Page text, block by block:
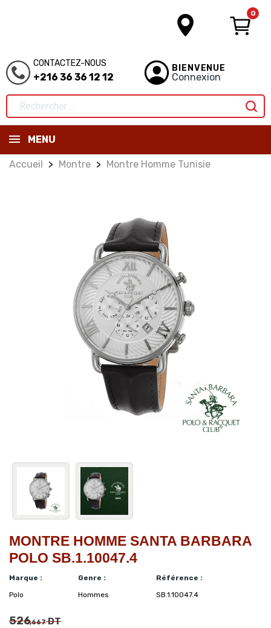
0
CONTACTEZ-NOUS
+216 36 36 12 12
BIENVENUE
Connexion
MENU
Accueil Montre Montre Homme Tunisie
MONTRE HOMME SANTA BARBARA
POLO SB.1.10047.4
Marque :
Polo
Genre :
Hommes
Référence :
SB.1.10047.4
526,667DT